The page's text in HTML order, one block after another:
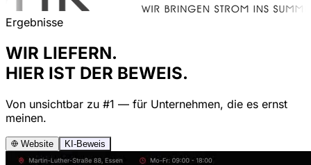
Ergebnisse
WIR LIEFERN.
HIER IST DER BEWEIS.
Von unsichtbar zu #1 — für Unternehmen, die es ernst
meinen.
Website KI-Beweis